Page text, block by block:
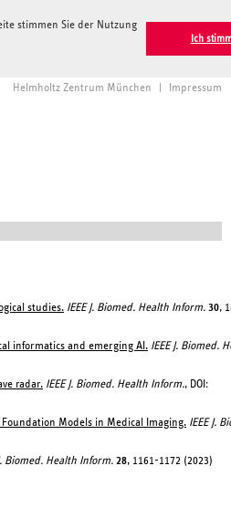
stimmen Sie der Nutzung
Ich
Helmholtz Zentrum München Impressum
studies. IEEE J. Biomed. Health Inform. 30,
informatics and emerging AI. IEEE J. Biomed.
radar. IEEE J. Biomed. Health Inform., DOI:
Models in Medical Imaging. IEEE J.
Biomed. Health Inform. 28, 1161-1172 (2023)